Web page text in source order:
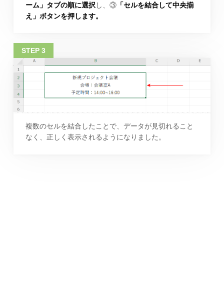
ーム」タブの順に選択 し、③「セルを結合して中央揃
え」ボタンを押します。
複数のセルを結合したことで、データが見切れること
なく、正しく表示されるようになりました。